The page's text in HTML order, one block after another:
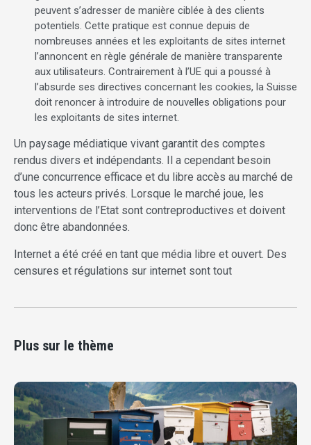
peuvent s’adresser de manière ciblée à des clients
potentiels. Cette pratique est connue depuis de
nombreuses années et les exploitants de sites internet
l’annoncent en règle générale de manière transparente
aux utilisateurs. Contrairement à l’UE qui a poussé à
l’absurde ses directives concernant les cookies, la Suisse
doit renoncer à introduire de nouvelles obligations pour
les exploitants de sites internet.
Un paysage médiatique vivant garantit des comptes
rendus divers et indépendants. Il a cependant besoin
d’une concurrence efficace et du libre accès au marché de
tous les acteurs privés. Lorsque le marché joue, les
interventions de l’Etat sont contreproductives et doivent
donc être abandonnées.
Internet a été créé en tant que média libre et ouvert. Des
censures et régulations sur internet sont tout
Plus sur le thème